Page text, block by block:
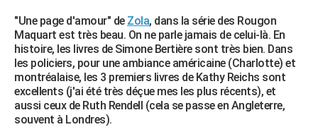
"Une page d'amour" de Zola, dans la série des Rougon
Maquart est très beau. On ne parle jamais de celui-là. En
histoire, les livres de Simone Bertière sont très bien. Dans
les policiers, pour une ambiance américaine (Charlotte) et
montréalaise, les 3 premiers livres de Kathy Reichs sont
excellents (j'ai été très déçue mes les plus récents), et
aussi ceux de Ruth Rendell (cela se passe en Angleterre,
souvent à Londres).